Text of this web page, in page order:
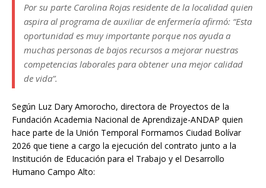
Por su parte Carolina Rojas residente de la localidad quien
aspira al programa de auxiliar de enfermería afirmó: “Esta
oportunidad es muy importante porque nos ayuda a
muchas personas de bajos recursos a mejorar nuestras
competencias laborales para obtener una mejor calidad
de vida”.
Según Luz Dary Amorocho, directora de Proyectos de la
Fundación Academia Nacional de Aprendizaje-ANDAP quien
hace parte de la Unión Temporal Formamos Ciudad Bolívar
2026 que tiene a cargo la ejecución del contrato junto a la
Institución de Educación para el Trabajo y el Desarrollo
Humano Campo Alto: